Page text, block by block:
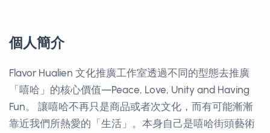
個人簡介
Flavor Hualien 文化推廣工作室透過不同的型態去推廣
「嘻哈」的核心價值—Peace, Love, Unity and Having
Fun。 讓嘻哈不再只是商品或者次文化，而有可能漸漸
靠近我們所熱愛的「生活」。本身自己是嘻哈街頭藝術